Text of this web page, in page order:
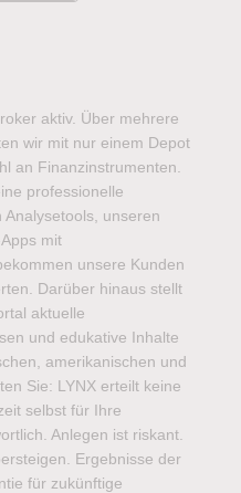
aktiv. Über mehrere
wir mit nur einem Depot
an Finanzinstrumenten.
professionelle
unseren
mit
unsere Kunden
Darüber hinaus stellt
aktuelle
und edukative Inhalte
amerikanischen und
Sie: LYNX erteilt keine
selbst für Ihre
Anlegen ist riskant.
Ergebnisse der
für zukünftige